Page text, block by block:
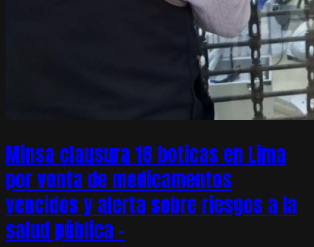
Minsa clausura 18 boticas en Lima
por venta de medicamentos
vencidos y alerta sobre riesgos a la
salud pública –